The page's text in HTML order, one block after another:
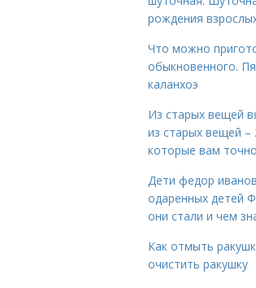
рождения
Что можно
обыкновенного.
каланхоэ
Из старых вещей
из старых вещей –
которые вам
Дети федор
одаренных детей
они стали и чем
Как отмыть
очистить ракушку